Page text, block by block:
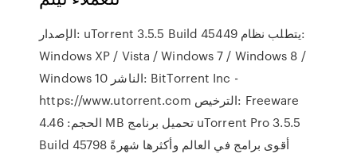
الإصدار: uTorrent 3.5.5 Build 45449 يتطلب نظام:
Windows XP / Vista / Windows 7 / Windows 8 /
Windows 10 الناشر: BitTorrent Inc -
https://www.utorrent.com الترخيص: Freeware
الحجم: 4.46 MB تحميل برنامج uTorrent Pro 3.5.5
Build 45798 أقوى برامج في العالم وأكثرها شهرةً